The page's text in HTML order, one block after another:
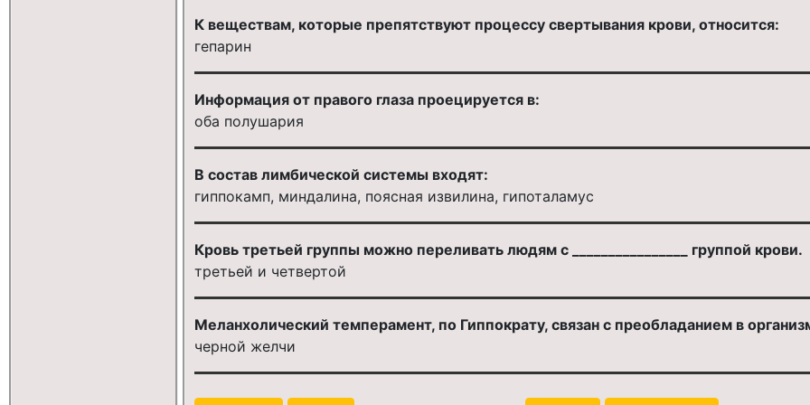
К веществам, которые препятствуют процессу свертывания крови, относится:
гепарин
Информация от правого глаза проецируется в:
оба полушария
В состав лимбической системы входят:
гиппокамп, миндалина, поясная извилина, гипоталамус
Кровь третьей группы можно переливать людям с ________________ группой крови.
третьей и четвертой
Меланхолический темперамент, по Гиппократу, связан с преобладанием в
черной желчи